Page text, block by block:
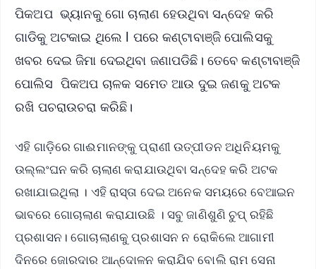
ପିକଅପ ଭ୍ୟାନକୁ ଗୋ ଚାଲାଣ ହେଉଥିବା ସନ୍ଦେହ କରି
ଗାଡିକୁ ଅଟକାଇ ଥିଲେ l ପରେ କଣ୍ଟାବାଞ୍ଜି ପୋଲିସକୁ
ଖବର ଦେଇ ଜିମା ଦେଇଥିବା ଜଣାପଡିଛି। ତେବେ କଣ୍ଟାବାଞ୍ଜି
ପୋଲିସ ପିକଅପ ଚାଳକ ସମେତ ଆଉ ଦୁଇ ଜଣକୁ ଅଟକ
ରଖି ପଚରାଉଚରା କରିଛି।
ଏହି ଗାଡ଼ିରେ ଗାଈମାନଙ୍କୁ ପ୍ରାଣୀ ଉତ୍ପୀଡନ ଅଧିନିୟମକୁ
ଉଲ୍ଲଂଘନ କରି ଚାଲାଣ କରାଯାଉଥିବା ସନ୍ଦେହ କରି ଅଟକ
ରଖାଯାଇଥିଲା । ଏହି ରାସ୍ତା ଦେଇ ଅନେକ ସମୟରେ ବେଆଇନ
ଭାବରେ ଗୋଚାଲାଣ କରାଯାଉଛି । ସବୁ ଜାଣିଶୁଣି ଚୁପ୍ ରହିଛି
ପ୍ରଶାସନ। ଗୋଚାଲାଣକୁ ପ୍ରଶାସନ ନ ରୋକିଲେ ଆଗାମୀ
ଦିନରେ ଜୋରଦାର ଆନ୍ଦୋଳନ କରାଯିବ ବୋଲି ରାମ ସେନା